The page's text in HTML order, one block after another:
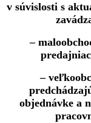
v súvislosti s
–
–
objednávke a